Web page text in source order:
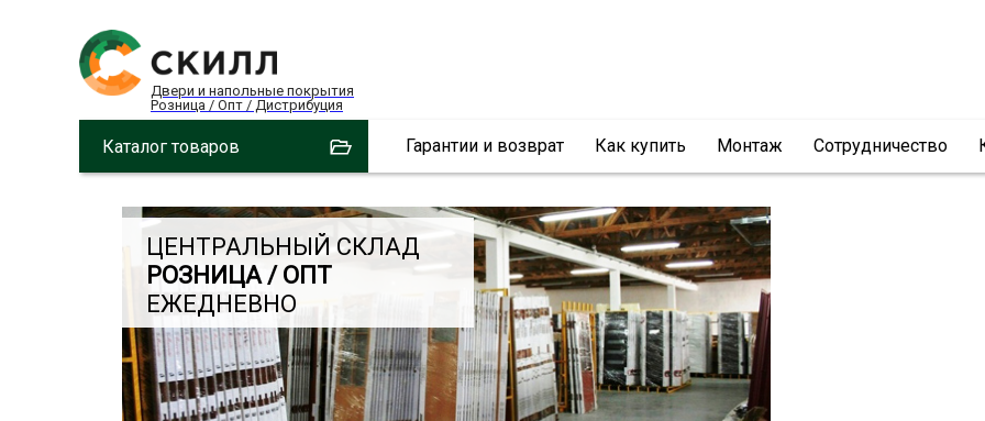
Двери и напольные покрытия
Розница / Опт / Дистрибуция
Каталог товаров Гарантии и возврат Как купить Монтаж Сотрудничество
ЦЕНТРАЛЬНЫЙ СКЛАД
РОЗНИЦА / ОПТ
ЕЖЕДНЕВНО